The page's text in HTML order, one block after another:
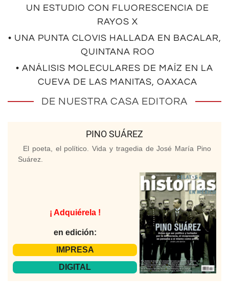
UN ESTUDIO CON FLUORESCENCIA DE
RAYOS X
• UNA PUNTA CLOVIS HALLADA EN BACALAR,
QUINTANA ROO
• ANÁLISIS MOLECULARES DE MAÍZ EN LA
CUEVA DE LAS MANITAS, OAXACA
DE NUESTRA CASA EDITORA
PINO SUÁREZ
El poeta, el político. Vida y tragedia de José María Pino
Suárez.
¡ Adquiérela !
en edición:
IMPRESA
DIGITAL